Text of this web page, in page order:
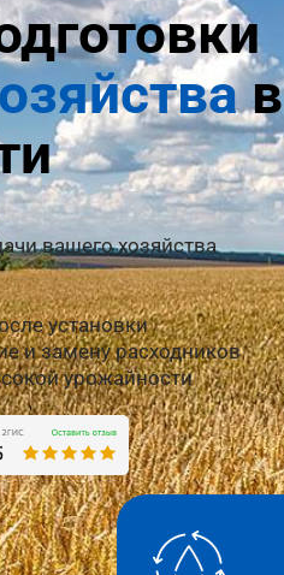
в
вашего хозяйства
установки
и замену расходников
урожайности